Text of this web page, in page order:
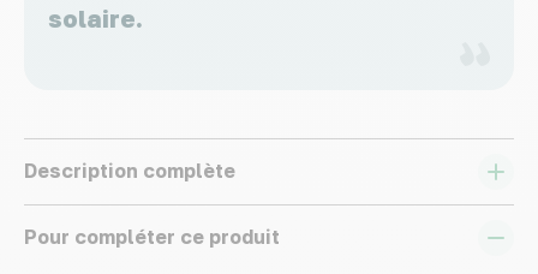
solaire.
Description complète
Pour compléter ce produit